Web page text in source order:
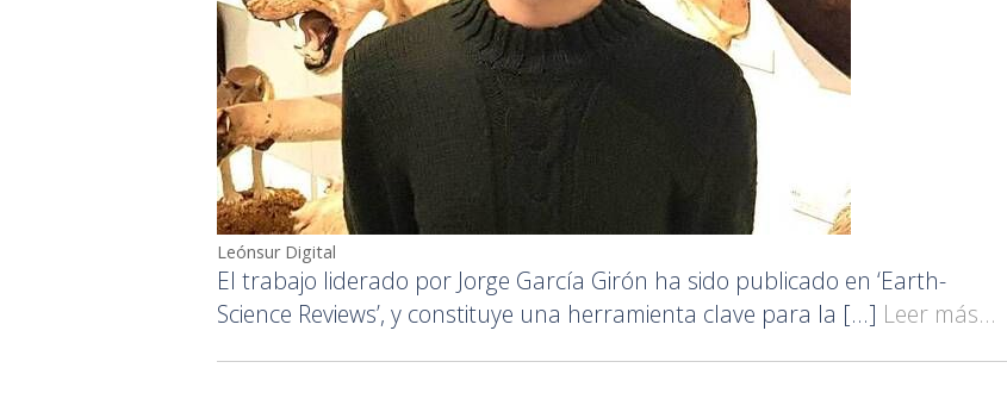
Leónsur Digital
El trabajo liderado por Jorge García Girón ha sido publicado en ‘Earth-
Science Reviews’, y constituye una herramienta clave para la [...] Leer más...